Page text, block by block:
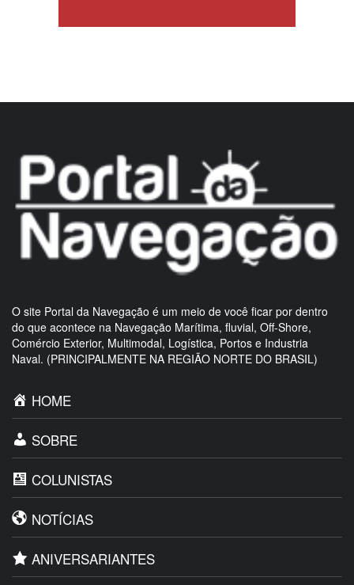
O site Portal da Navegação é um meio de você ficar por dentro
do que acontece na Navegação Marítima, fluvial, Off-Shore,
Comércio Exterior, Multimodal, Logística, Portos e Industria
Naval. (PRINCIPALMENTE NA REGIÃO NORTE DO BRASIL)
HOME
SOBRE
COLUNISTAS
NOTÍCIAS
ANIVERSARIANTES